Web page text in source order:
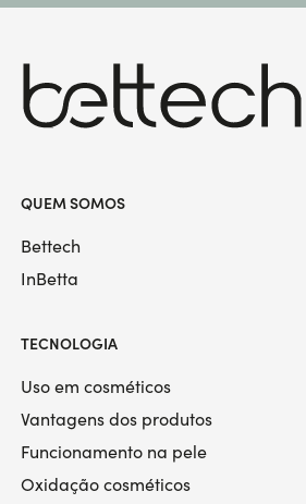
QUEM SOMOS
Bettech
InBetta
TECNOLOGIA
Uso em cosméticos
Vantagens dos produtos
Funcionamento na pele
Oxidação cosméticos